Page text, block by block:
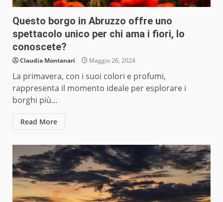
Questo borgo in Abruzzo offre uno
spettacolo unico per chi ama i fiori, lo
conoscete?
Claudia Montanari Maggio 26, 2024
La primavera, con i suoi colori e profumi,
rappresenta il momento ideale per esplorare i
borghi più...
Read More